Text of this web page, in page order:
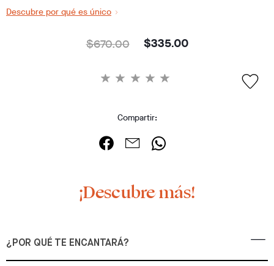
Descubre por qué es único
$670.00 $335.00
Compartir:
¡Descubre más!
¿POR QUÉ TE ENCANTARÁ?